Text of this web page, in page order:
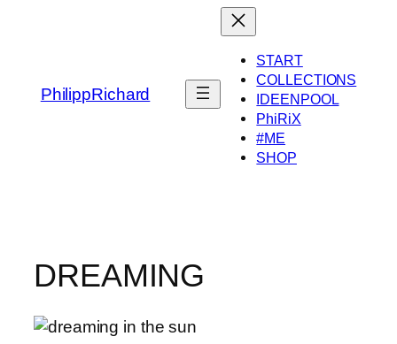
PhilippRichard
START
COLLECTIONS
IDEENPOOL
PhiRiX
#ME
SHOP
DREAMING